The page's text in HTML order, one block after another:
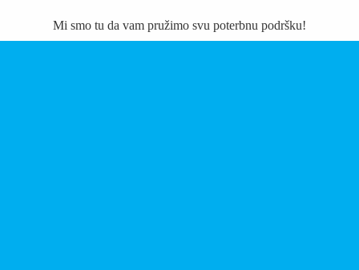
Mi smo tu da vam pružimo svu poterbnu podršku!